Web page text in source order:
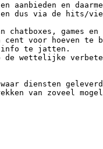
en
dus via de hits/
chatboxes, games
cent voor hoeven te
info te jatten.
wettelijke
diensten
van zoveel